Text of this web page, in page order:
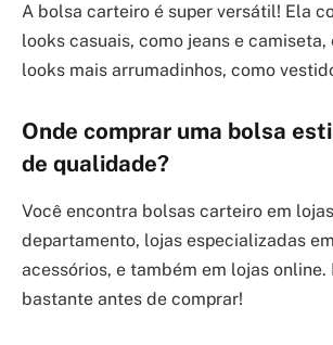
A bolsa carteiro é super versátil! Ela
looks casuais, como jeans e
looks mais arrumadinhos, como
Onde comprar uma bolsa
de qualidade?
Você encontra bolsas carteiro em
departamento, lojas especializadas
acessórios, e também em lojas online.
bastante antes de comprar!